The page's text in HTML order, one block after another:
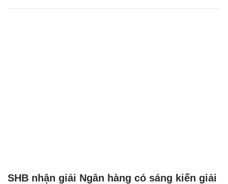
SHB nhận giải Ngân hàng có sáng kiến giải